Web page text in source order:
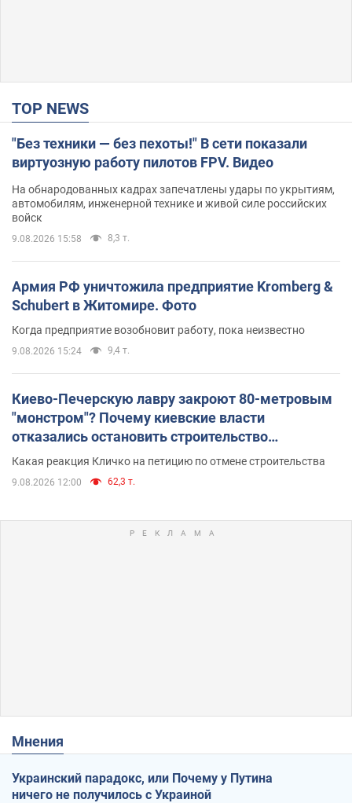
TOP NEWS
"Без техники — без пехоты!" В сети показали
виртуозную работу пилотов FPV. Видео
На обнародованных кадрах запечатлены удары по укрытиям,
автомобилям, инженерной технике и живой силе российских
войск
9.08.2026 15:58 8,3 т.
Армия РФ уничтожила предприятие Kromberg &
Schubert в Житомире. Фото
Когда предприятие возобновит работу, пока неизвестно
9.08.2026 15:24 9,4 т.
Киево-Печерскую лавру закроют 80-метровым
"монстром"? Почему киевские власти
отказались остановить строительство
небоскреба "московского верующего"
Какая реакция Кличко на петицию по отмене строительства
9.08.2026 12:00 62,3 т.
Мнения
Украинский парадокс, или Почему у Путина
ничего не получилось с Украиной